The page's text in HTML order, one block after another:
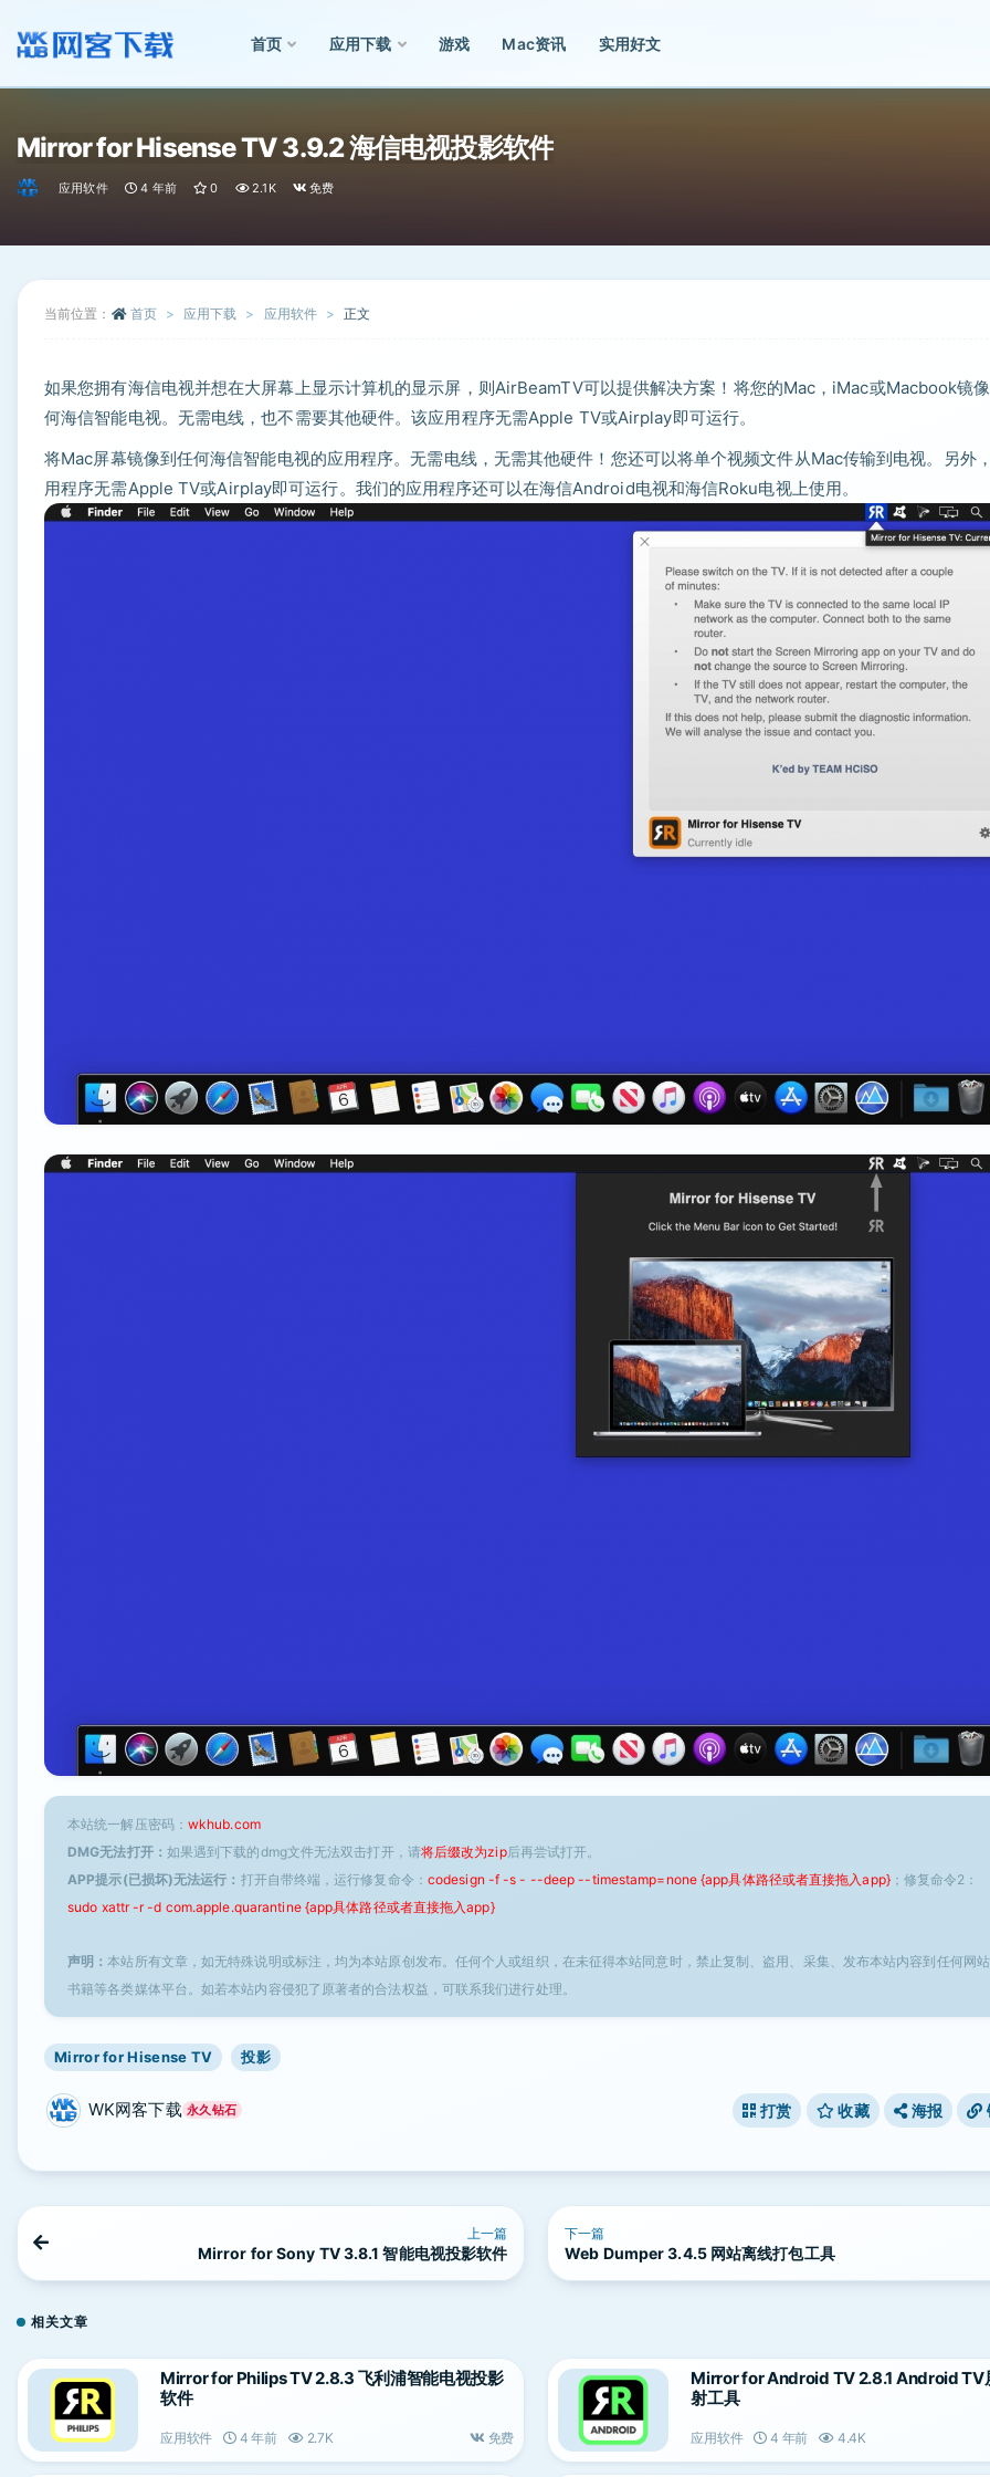
首页 应用下载 游戏 Mac资讯 实用好文
Mirror for Hisense TV 3.9.2 海信电视投影软件
应用软件 4 年前 0 2.1K 免费
当前位置： 首页 应用下载 应用软件 正文
如果您拥有海信电视并想在大屏幕上显示计算机的显示屏，则AirBeamTV可以提供解决方案！将您的Mac，iMac或Macbook镜
何海信智能电视。无需电线，也不需要其他硬件。该应用程序无需Apple TV或Airplay即可运行。
将Mac屏幕镜像到任何海信智能电视的应用程序。无需电线，无需其他硬件！您还可以将单个视频文件从Mac传输到电视。另外
用程序无需Apple TV或Airplay即可运行。我们的应用程序还可以在海信Android电视和海信Roku电视上使用。
本站统一解压密码： wkhub.com
DMG无法打开： 如果遇到下载的dmg文件无法双击打开，请将后缀改为zip后再尝试打开。
APP提示(已损坏)无法运行： 打开自带终端，运行修复命令： codesign -f -s - --deep --timestamp=none {app具体路径或者直接拖入app}；修复命令2：
sudo xattr -r -d com.apple.quarantine {app具体路径或者直接拖入app}
声明：本站所有文章，如无特殊说明或标注，均为本站原创发布。任何个人或组织，在未征得本站同意时，禁止复制、盗用、采集、发布本站内容到任何网
书籍等各类媒体平台。如若本站内容侵犯了原著者的合法权益，可联系我们进行处理。
Mirror for Hisense TV 投影
WK网客下载 永久钻石 打赏 收藏 海报
上一篇
Mirror for Sony TV 3.8.1 智能电视投影软件
下一篇
Web Dumper 3.4.5 网站离线打包工具
相关文章
Mirror for Philips TV 2.8.3 飞利浦智能电视投影
软件
应用软件 4 年前 2.7K 免费
Mirror for Android TV 2.8.1 Android TV
射工具
应用软件 4 年前 4.4K